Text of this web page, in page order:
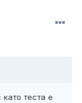
теста е